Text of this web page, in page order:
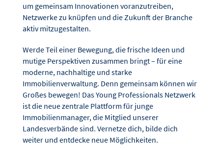
um gemeinsam Innovationen voranzutreiben,
Netzwerke zu knüpfen und die Zukunft der Branche
aktiv mitzugestalten.
Werde Teil einer Bewegung, die frische Ideen und
mutige Perspektiven zusammen bringt – für eine
moderne, nachhaltige und starke
Immobilienverwaltung. Denn gemeinsam können wir
Großes bewegen! Das Young Professionals Netzwerk
ist die neue zentrale Plattform für junge
Immobilienmanager, die Mitglied unserer
Landesverbände sind. Vernetze dich, bilde dich
weiter und entdecke neue Möglichkeiten.